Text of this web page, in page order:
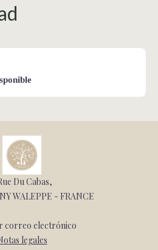
Du Cabas,
WALEPPE - FRANCE
correo electrónico
legales